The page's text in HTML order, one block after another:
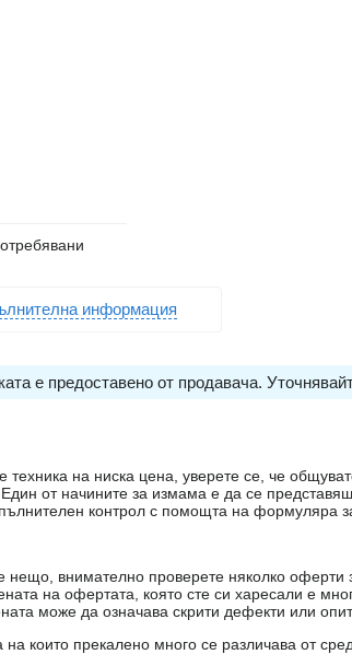
информация
е предоставено от продавача.
техника на ниска цена, уверете се, че
Един от начините за измама е да се
контрол с помощта на формуляра
внимателно проверете няколко оферти
на офертата, която сте си харесали е
може да означава скрити дефекти или
на които прекалено много се различава от